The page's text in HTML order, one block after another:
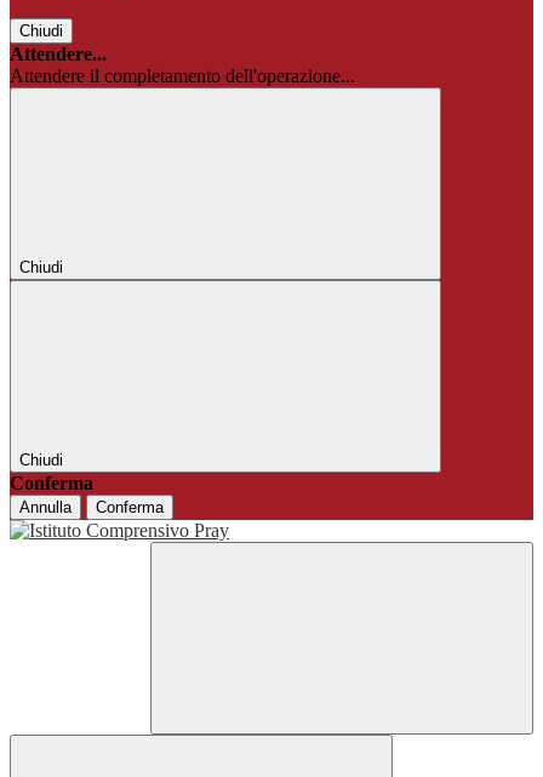
Chiudi
Attendere...
Attendere il completamento dell'operazione...
Chiudi
Chiudi
Conferma
Annulla Conferma